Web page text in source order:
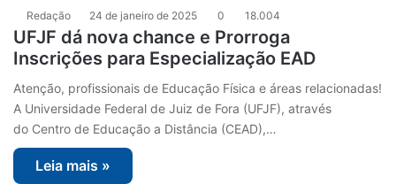
Redação 24 de janeiro de 2025 0 18.004
UFJF dá nova chance e Prorroga
Inscrições para Especialização EAD
Atenção, profissionais de Educação Física e áreas relacionadas!
A Universidade Federal de Juiz de Fora (UFJF), através
do Centro de Educação a Distância (CEAD),…
Leia mais »